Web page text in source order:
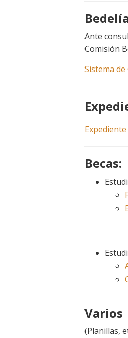
Ante
Comisión
Sistema de
Becas:
Varios
(Planillas,